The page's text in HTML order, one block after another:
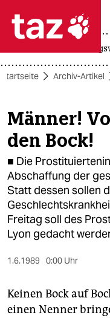
 taz
themen
politik
öko
gesellschaft
kultur
sport
nord
Startseite Archiv-Artikel
Männer!
den Bock!
■ Die
Abschaffung der
Statt dessen sollen
Freitag soll des
Lyon gedacht
1.6.1989 0:00 Uhr
Keinen Bock auf
einen Nenner